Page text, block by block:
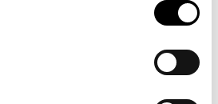
na het accepteren